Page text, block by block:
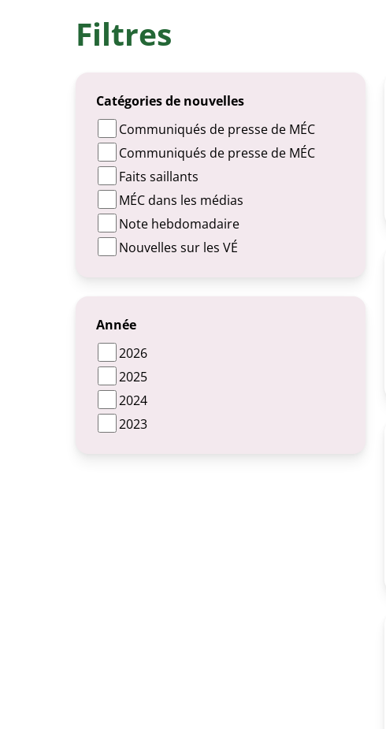
Filtres
Catégories de nouvelles
Communiqués de presse de MÉC
Communiqués de presse de MÉC
Faits saillants
MÉC dans les médias
Note hebdomadaire
Nouvelles sur les VÉ
Année
2026
2025
2024
2023